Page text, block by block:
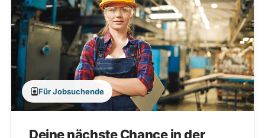
Für Jobsuchende
Deine nächste Chance in der